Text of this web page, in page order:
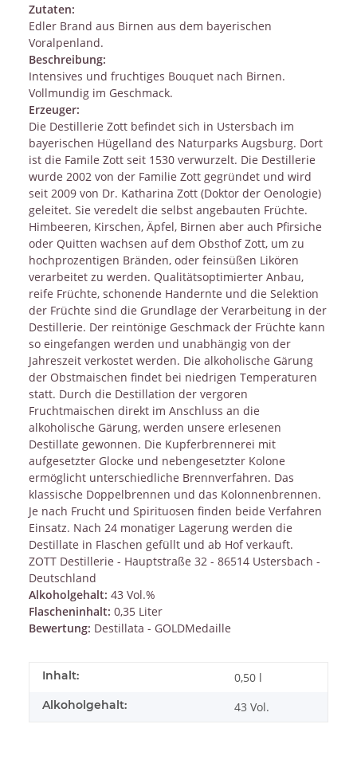
Zutaten:
Edler Brand aus Birnen aus dem bayerischen
Voralpenland.
Beschreibung:
Intensives und fruchtiges Bouquet nach Birnen.
Vollmundig im Geschmack.
Erzeuger:
Die Destillerie Zott befindet sich in Ustersbach im
bayerischen Hügelland des Naturparks Augsburg. Dort
ist die Famile Zott seit 1530 verwurzelt. Die Destillerie
wurde 2002 von der Familie Zott gegründet und wird
seit 2009 von Dr. Katharina Zott (Doktor der Oenologie)
geleitet. Sie veredelt die selbst angebauten Früchte.
Himbeeren, Kirschen, Äpfel, Birnen aber auch Pfirsiche
oder Quitten wachsen auf dem Obsthof Zott, um zu
hochprozentigen Bränden, oder feinsüßen Likören
verarbeitet zu werden. Qualitätsoptimierter Anbau,
reife Früchte, schonende Handernte und die Selektion
der Früchte sind die Grundlage der Verarbeitung in der
Destillerie. Der reintönige Geschmack der Früchte kann
so eingefangen werden und unabhängig von der
Jahreszeit verkostet werden. Die alkoholische Gärung
der Obstmaischen findet bei niedrigen Temperaturen
statt. Durch die Destillation der vergoren
Fruchtmaischen direkt im Anschluss an die
alkoholische Gärung, werden unsere erlesenen
Destillate gewonnen. Die Kupferbrennerei mit
aufgesetzter Glocke und nebengesetzter Kolone
ermöglicht unterschiedliche Brennverfahren. Das
klassische Doppelbrennen und das Kolonnenbrennen.
Je nach Frucht und Spirituosen finden beide Verfahren
Einsatz. Nach 24 monatiger Lagerung werden die
Destillate in Flaschen gefüllt und ab Hof verkauft.
ZOTT Destillerie - Hauptstraße 32 - 86514 Ustersbach -
Deutschland
Alkoholgehalt: 43 Vol.%
Flascheninhalt: 0,35 Liter
Bewertung: Destillata - GOLDMedaille
Inhalt: 0,50 l
Alkoholgehalt: 43 Vol.